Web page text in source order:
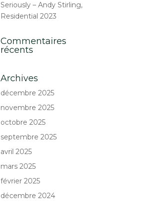
Seriously – Andy Stirling,
Residential 2023
Commentaires
récents
Archives
décembre 2025
novembre 2025
octobre 2025
septembre 2025
avril 2025
mars 2025
février 2025
décembre 2024